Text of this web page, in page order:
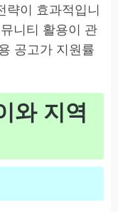
략이 효과적입니
니티 활용이 관
공고가 지원률
와 지역